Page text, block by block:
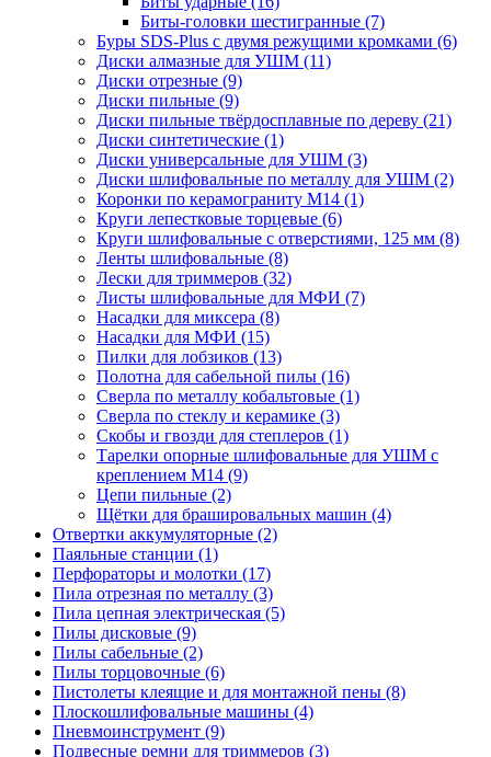
Биты-головки шестигранные (7)
Буры SDS-Plus c двумя режущими кромками (6)
Диски алмазные для УШМ (11)
Диски отрезные (9)
Диски пильные (9)
Диски пильные твёрдосплавные по дереву (21)
Диски синтетические (1)
Диски универсальные для УШМ (3)
Диски шлифовальные по металлу для УШМ (2)
Коронки по керамограниту M14 (1)
Круги лепестковые торцевые (6)
Круги шлифовальные с отверстиями, 125 мм (8)
Ленты шлифовальные (8)
Лески для триммеров (32)
Листы шлифовальные для МФИ (7)
Насадки для миксера (8)
Насадки для МФИ (15)
Пилки для лобзиков (13)
Полотна для сабельной пилы (16)
Сверла по металлу кобальтовые (1)
Сверла по стеклу и керамике (3)
Скобы и гвозди для степлеров (1)
Тарелки опорные шлифовальные для УШМ с
креплением М14 (9)
Цепи пильные (2)
Щётки для брашировальных машин (4)
Отвертки аккумуляторные (2)
Паяльные станции (1)
Перфораторы и молотки (17)
Пила отрезная по металлу (3)
Пила цепная электрическая (5)
Пилы дисковые (9)
Пилы сабельные (2)
Пилы торцовочные (6)
Пистолеты клеящие и для монтажной пены (8)
Плоскошлифовальные машины (4)
Пневмоинструмент (9)
Подвесные ремни для триммеров (3)